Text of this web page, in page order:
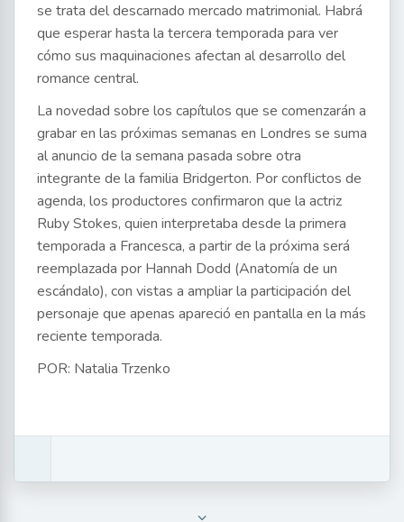
se trata del descarnado mercado matrimonial. Habrá
que esperar hasta la tercera temporada para ver
cómo sus maquinaciones afectan al desarrollo del
romance central.
La novedad sobre los capítulos que se comenzarán a
grabar en las próximas semanas en Londres se suma
al anuncio de la semana pasada sobre otra
integrante de la familia Bridgerton. Por conflictos de
agenda, los productores confirmaron que la actriz
Ruby Stokes, quien interpretaba desde la primera
temporada a Francesca, a partir de la próxima será
reemplazada por Hannah Dodd (Anatomía de un
escándalo), con vistas a ampliar la participación del
personaje que apenas apareció en pantalla en la más
reciente temporada.
POR: Natalia Trzenko